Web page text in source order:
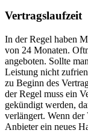
Vertragslaufzeit
In der Regel haben
von 24 Monaten.
angeboten. Sollte
Leistung nicht
zu Beginn des
der Regel muss ein
gekündigt werden,
verlängert. Wenn
Anbieter ein neues